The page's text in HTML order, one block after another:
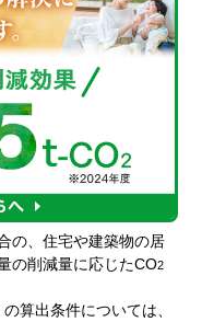
の、住宅や建築物の居
の削減量に応じたCO2
算出条件については、